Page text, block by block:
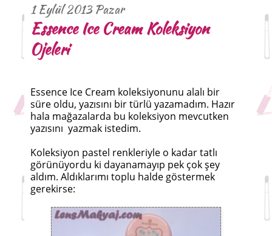
1 Eylül 2013 Pazar
Essence Ice Cream Koleksiyon
Ojeleri
Essence Ice Cream koleksiyonunu alalı bir
süre oldu, yazısını bir türlü yazamadım. Hazır
hala mağazalarda bu koleksiyon mevcutken
yazısını yazmak istedim.
Koleksiyon pastel renkleriyle o kadar tatlı
görünüyordu ki dayanamayıp pek çok şey
aldım. Aldıklarımı toplu halde göstermek
gerekirse: